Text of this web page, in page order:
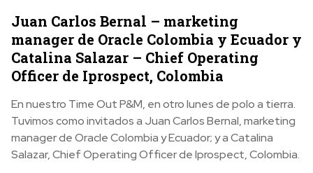
Juan Carlos Bernal – marketing
manager de Oracle Colombia y Ecuador y
Catalina Salazar – Chief Operating
Officer de Iprospect, Colombia
En nuestro Time Out P&M, en otro lunes de polo a tierra.
Tuvimos como invitados a Juan Carlos Bernal, marketing
manager de Oracle Colombia y Ecuador; y a Catalina
Salazar, Chief Operating Officer de Iprospect, Colombia.